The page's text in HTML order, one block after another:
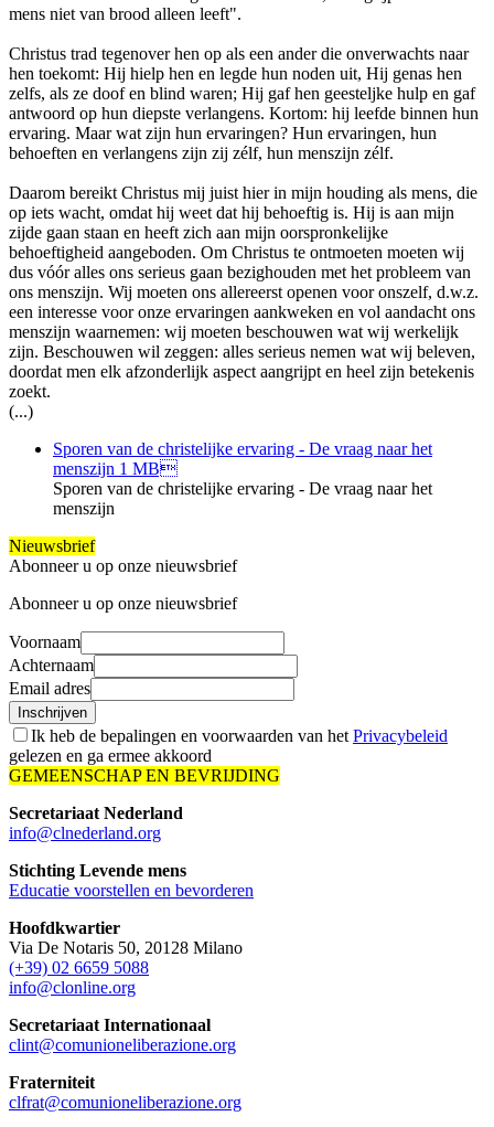
mens niet van brood alleen leeft".
Christus trad tegenover hen op als een ander die onverwachts naar
hen toekomt: Hij hielp hen en legde hun noden uit, Hij genas hen
zelfs, als ze doof en blind waren; Hij gaf hen geesteljke hulp en gaf
antwoord op hun diepste verlangens. Kortom: hij leefde binnen hun
ervaring. Maar wat zijn hun ervaringen? Hun ervaringen, hun
behoeften en verlangens zijn zij zélf, hun menszijn zélf.
Daarom bereikt Christus mij juist hier in mijn houding als mens, die
op iets wacht, omdat hij weet dat hij behoeftig is. Hij is aan mijn
zijde gaan staan en heeft zich aan mijn oorspronkelijke
behoeftigheid aangeboden. Om Christus te ontmoeten moeten wij
dus vóór alles ons serieus gaan bezighouden met het probleem van
ons menszijn. Wij moeten ons allereerst openen voor onszelf, d.w.z.
een interesse voor onze ervaringen aankweken en vol aandacht ons
menszijn waarnemen: wij moeten beschouwen wat wij werkelijk
zijn. Beschouwen wil zeggen: alles serieus nemen wat wij beleven,
doordat men elk afzonderlijk aspect aangrijpt en heel zijn betekenis
zoekt.
(...)
Sporen van de christelijke ervaring - De vraag naar het
menszijn 1 MB
Sporen van de christelijke ervaring - De vraag naar het
menszijn
Nieuwsbrief
Abonneer u op onze nieuwsbrief
Abonneer u op onze nieuwsbrief
Voornaam
Achternaam
Email adres
Inschrijven
Ik heb de bepalingen en voorwaarden van het Privacybeleid
gelezen en ga ermee akkoord
GEMEENSCHAP EN BEVRIJDING
Secretariaat Nederland
info@clnederland.org
Stichting Levende mens
Educatie voorstellen en bevorderen
Hoofdkwartier
Via De Notaris 50, 20128 Milano
(+39) 02 6659 5088
info@clonline.org
Secretariaat Internationaal
clint@comunioneliberazione.org
Fraterniteit
clfrat@comunioneliberazione.org